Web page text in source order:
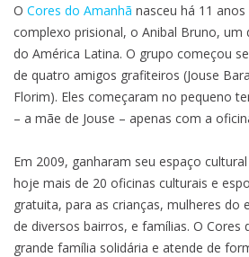
O Cores do Amanhã nasceu há 11
complexo prisional, o Anibal Bruno, um
do América Latina. O grupo começou
de quatro amigos grafiteiros (Jouse
Florim). Eles começaram no pequeno
– a mãe de Jouse – apenas com a
Em 2009, ganharam seu espaço
hoje mais de 20 oficinas culturais e
gratuita, para as crianças, mulheres do
de diversos bairros, e famílias. O Cores
grande família solidária e atende de